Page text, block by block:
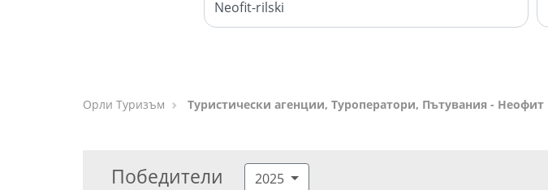
Орли Туризъм Туристически агенции, Туроператори, Пътувания - Неофит
Победители 2025